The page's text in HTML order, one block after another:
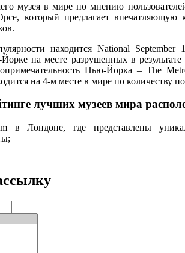
музея в мире по мнению
который предлагает впечатляющую
находится National September
на месте разрушенных в результате
Нью-Йорка – The
на 4-м месте в мире по количеству
лучших музеев мира
Лондоне, где представлены